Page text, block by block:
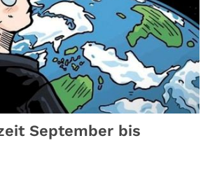
September bis